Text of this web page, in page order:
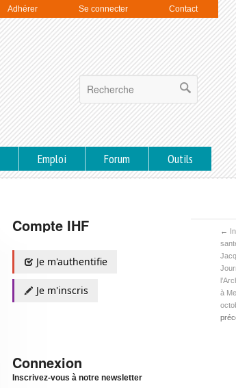
Adhérer Se connecter Contact
Emploi Forum Outils
Compte IHF
Je m'authentifie
Je m'inscris
Connexion
Inscrivez-vous à notre newsletter
←
à